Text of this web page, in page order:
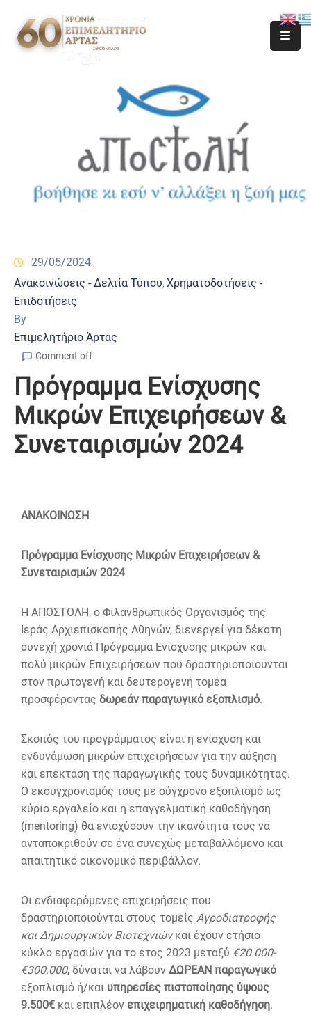
29/05/2024
Ανακοινώσεις - Δελτία Τύπου‚ Χρηματοδοτήσεις -
Επιδοτήσεις
By
Επιμελητήριο Άρτας
Comment off
Πρόγραμμα Ενίσχυσης
Μικρών Επιχειρήσεων &
Συνεταιρισμών 2024
ΑΝΑΚΟΙΝΩΣΗ
Πρόγραμμα Ενίσχυσης Μικρών Επιχειρήσεων &
Συνεταιρισμών 2024
Η ΑΠΟΣΤΟΛΗ, ο Φιλανθρωπικός Οργανισμός της
Ιεράς Αρχιεπισκοπής Αθηνών, διενεργεί για δέκατη
συνεχή χρονιά Πρόγραμμα Ενίσχυσης μικρών και
πολύ μικρών Επιχειρήσεων που δραστηριοποιούνται
στον πρωτογενή και δευτερογενή τομέα
προσφέροντας δωρεάν παραγωγικό εξοπλισμό.
Σκοπός του προγράμματος είναι η ενίσχυση και
ενδυνάμωση μικρών επιχειρήσεων για την αύξηση
και επέκταση της παραγωγικής τους δυναμικότητας.
Ο εκσυγχρονισμός τους με σύγχρονο εξοπλισμό ως
κύριο εργαλείο και η επαγγελματική καθοδήγηση
(mentoring) θα ενισχύσουν την ικανότητα τους να
ανταποκριθούν σε ένα συνεχώς μεταβαλλόμενο και
απαιτητικό οικονομικό περιβάλλον.
Οι ενδιαφερόμενες επιχειρήσεις που
δραστηριοποιούνται στους τομείς Αγροδιατροφής
και Δημιουργικών Βιοτεχνιώνκαι έχουν ετήσιο
κύκλο εργασιών για το έτος 2023 μεταξύ €20.000-
€300.000, δύναται να λάβουν ΔΩΡΕΑΝ παραγωγικό
εξοπλισμό ή/και υπηρεσίες πιστοποίησης ύψους
9.500€ και επιπλέον επιχειρηματική καθοδήγηση.